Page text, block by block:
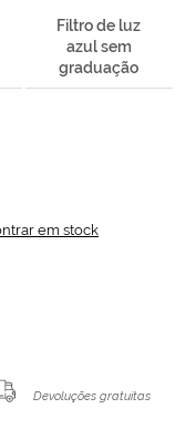
Filtro de luz
azul sem
graduação
em stock
Devoluções gratuitas